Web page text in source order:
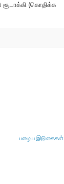
சூடாக்கி (கொதிக்க
பழைய இடுகைகள்